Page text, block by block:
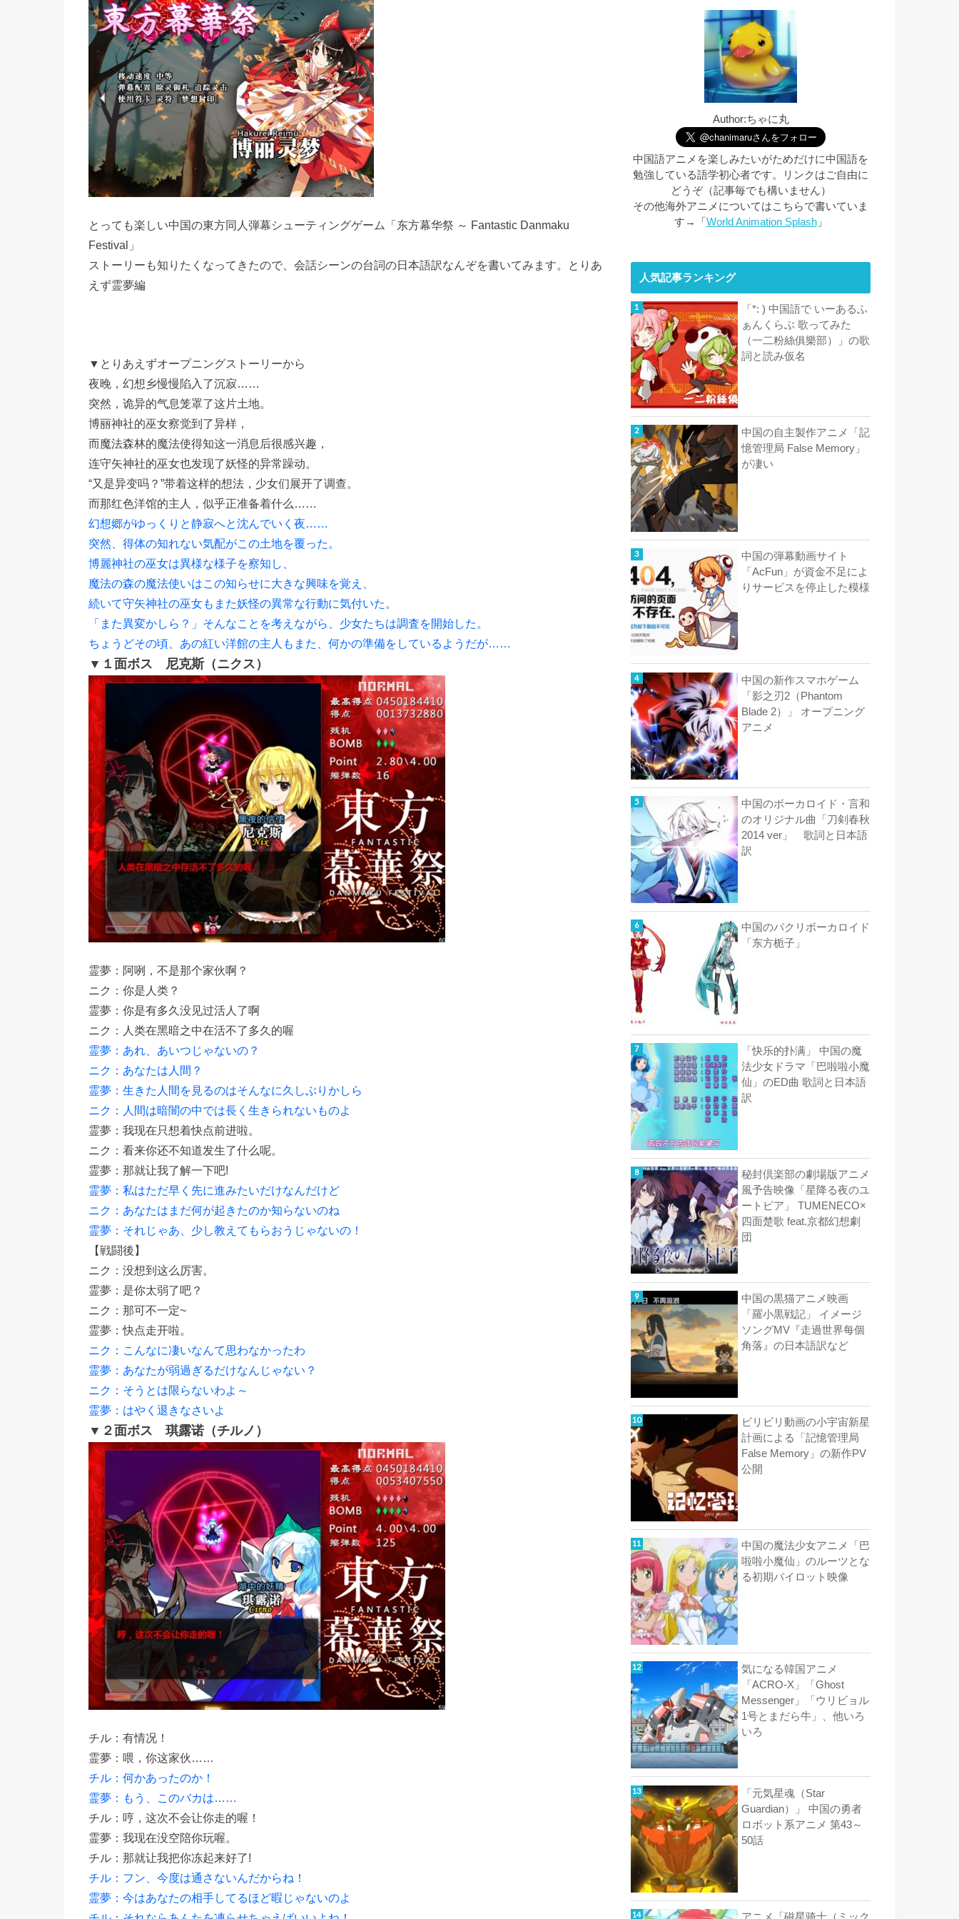
とっても楽しい中国の東方同人弾幕シューティングゲーム「东方幕华祭 ～ Fantastic Danmaku
Festival」
ストーリーも知りたくなってきたので、会話シーンの台詞の日本語訳なんぞを書いてみます。とりあ
えず霊夢編
▼とりあえずオープニングストーリーから
夜晚，幻想乡慢慢陷入了沉寂……
突然，诡异的气息笼罩了这片土地。
博丽神社的巫女察觉到了异样，
而魔法森林的魔法使得知这一消息后很感兴趣，
连守矢神社的巫女也发现了妖怪的异常躁动。
“又是异变吗？”带着这样的想法，少女们展开了调查。
而那红色洋馆的主人，似乎正准备着什么……
幻想郷がゆっくりと静寂へと沈んでいく夜……
突然、得体の知れない気配がこの土地を覆った。
博麗神社の巫女は異様な様子を察知し、
魔法の森の魔法使いはこの知らせに大きな興味を覚え、
続いて守矢神社の巫女もまた妖怪の異常な行動に気付いた。
「また異変かしら？」そんなことを考えながら、少女たちは調査を開始した。
ちょうどその頃、あの紅い洋館の主人もまた、何かの準備をしているようだが……
▼１面ボス 尼克斯（ニクス）
霊夢：阿咧，不是那个家伙啊？
ニク：你是人类？
霊夢：你是有多久没见过活人了啊
ニク：人类在黑暗之中在活不了多久的喔
霊夢：あれ、あいつじゃないの？
ニク：あなたは人間？
霊夢：生きた人間を見るのはそんなに久しぶりかしら
ニク：人間は暗闇の中では長く生きられないものよ
霊夢：我现在只想着快点前进啦。
ニク：看来你还不知道发生了什么呢。
霊夢：那就让我了解一下吧!
霊夢：私はただ早く先に進みたいだけなんだけど
ニク：あなたはまだ何が起きたのか知らないのね
霊夢：それじゃあ、少し教えてもらおうじゃないの！
【戦闘後】
ニク：没想到这么厉害。
霊夢：是你太弱了吧？
ニク：那可不一定~
霊夢：快点走开啦。
ニク：こんなに凄いなんて思わなかったわ
霊夢：あなたが弱過ぎるだけなんじゃない？
ニク：そうとは限らないわよ～
霊夢：はやく退きなさいよ
▼２面ボス 琪露诺（チルノ）
チル：有情况！
霊夢：喂，你这家伙……
チル：何かあったのか！
霊夢：もう、このバカは……
チル：哼，这次不会让你走的喔！
霊夢：我现在没空陪你玩喔。
チル：那就让我把你冻起来好了!
チル：フン、今度は通さないんだからね！
霊夢：今はあなたの相手してるほど暇じゃないのよ
Author:ちゃに丸
中国語アニメを楽しみたいがためだけに中国語を
勉強している語学初心者です。リンクはご自由に
どうぞ（記事毎でも構いません）
その他海外アニメについてはこちらで書いていま
す→「 World Animation Splash」
人気記事ランキング
「*: ) 中国語で いーあるふ
ぁんくらぶ 歌ってみた
（一二粉絲俱樂部）」の歌
詞と読み仮名
中国の自主製作アニメ「記
憶管理局 False Memory」
が凄い
中国の弾幕動画サイト
「AcFun」が資金不足によ
りサービスを停止した模様
中国の新作スマホゲーム
「影之刃2（Phantom
Blade 2）」 オープニング
アニメ
中国のボーカロイド・言和
のオリジナル曲「刀剣春秋
2014 ver」 歌詞と日本語
訳
中国のパクリボーカロイド
「东方栀子」
「快乐的扑满」 中国の魔
法少女ドラマ「巴啦啦小魔
仙」のED曲 歌詞と日本語
訳
秘封倶楽部の劇場版アニメ
風予告映像「星降る夜のユ
ートピア」 TUMENECO×
四面楚歌 feat.京都幻想劇
団
中国の黒猫アニメ映画
「羅小黒戦記」 イメージ
ソングMV『走過世界每個
角落』の日本語訳など
ビリビリ動画の小宇宙新星
計画による「記憶管理局
False Memory」の新作PV
公開
中国の魔法少女アニメ「巴
啦啦小魔仙」のルーツとな
る初期パイロット映像
気になる韓国アニメ
「ACRO-X」「Ghost
Messenger」「ウリビョル
1号とまだら牛」、他いろ
いろ
「元気星魂（Star
Guardian）」 中国の勇者
ロボット系アニメ 第43～
50話
アニメ「磁星骑士（ミック